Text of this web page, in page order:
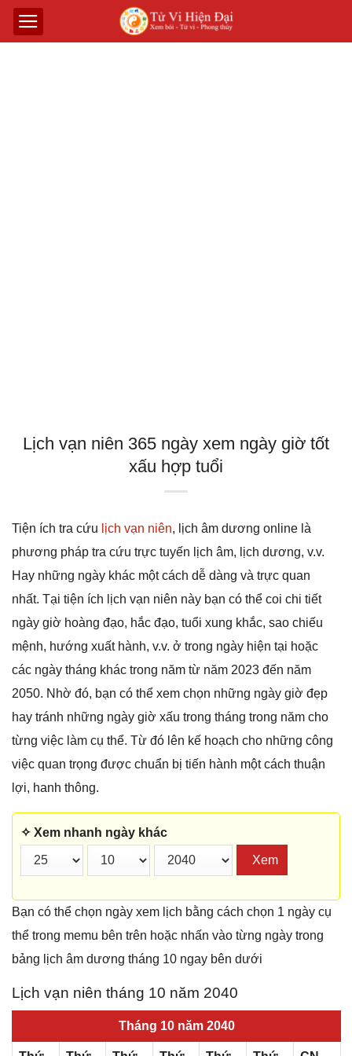
Lịch vạn niên 365 ngày xem ngày giờ tốt
xấu hợp tuổi
Tiện ích tra cứu lịch vạn niên, lịch âm dương online là
phương pháp tra cứu trực tuyến lịch âm, lịch dương, v.v.
Hay những ngày khác một cách dễ dàng và trực quan
nhất. Tại tiện ích lịch vạn niên này bạn có thể coi chi tiết
ngày giờ hoàng đạo, hắc đạo, tuổi xung khắc, sao chiếu
mệnh, hướng xuất hành, v.v. ở trong ngày hiện tại hoặc
các ngày tháng khác trong năm từ năm 2023 đến năm
2050. Nhờ đó, bạn có thể xem chọn những ngày giờ đẹp
hay tránh những ngày giờ xấu trong tháng trong năm cho
từng việc làm cụ thể. Từ đó lên kế hoạch cho những công
việc quan trọng được chuẩn bị tiến hành một cách thuận
lợi, hanh thông.
✧ Xem nhanh ngày khác
Xem
Bạn có thể chọn ngày xem lịch bằng cách chọn 1 ngày cụ
thể trong memu bên trên hoặc nhấn vào từng ngày trong
bảng lịch âm dương tháng 10 ngay bên dưới
Lịch vạn niên tháng 10 năm 2040
Tháng 10 năm 2040